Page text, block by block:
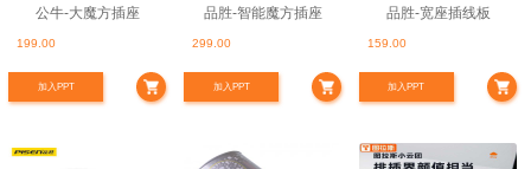
公牛-大魔方插座
199.00
加入PPT
品胜-智能魔方插座
299.00
加入PPT
品胜-宽座插线板
159.00
加入PPT